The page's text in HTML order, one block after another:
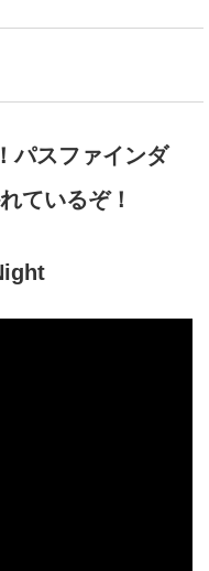
パスファインダ
ているぞ！